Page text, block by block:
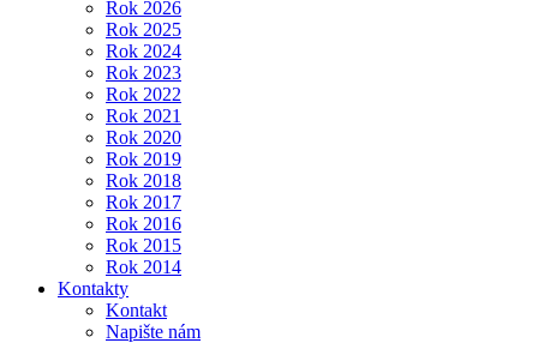
Rok 2026
Rok 2025
Rok 2024
Rok 2023
Rok 2022
Rok 2021
Rok 2020
Rok 2019
Rok 2018
Rok 2017
Rok 2016
Rok 2015
Rok 2014
Kontakty
Kontakt
Napište nám